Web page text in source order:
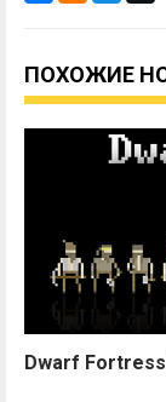
ПОХОЖИЕ
Dwarf